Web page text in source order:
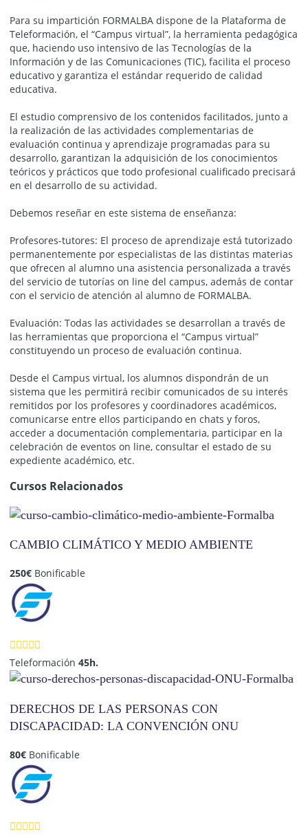
Para su impartición FORMALBA dispone de la Plataforma de
Teleformación, el “Campus virtual”, la herramienta pedagógica
que, haciendo uso intensivo de las Tecnologías de la
Información y de las Comunicaciones (TIC), facilita el proceso
educativo y garantiza el estándar requerido de calidad
educativa.
El estudio comprensivo de los contenidos facilitados, junto a
la realización de las actividades complementarias de
evaluación continua y aprendizaje programadas para su
desarrollo, garantizan la adquisición de los conocimientos
teóricos y prácticos que todo profesional cualificado precisará
en el desarrollo de su actividad.
Debemos reseñar en este sistema de enseñanza:
Profesores-tutores: El proceso de aprendizaje está tutorizado
permanentemente por especialistas de las distintas materias
que ofrecen al alumno una asistencia personalizada a través
del servicio de tutorías on line del campus, además de contar
con el servicio de atención al alumno de FORMALBA.
Evaluación: Todas las actividades se desarrollan a través de
las herramientas que proporciona el “Campus virtual”
constituyendo un proceso de evaluación continua.
Desde el Campus virtual, los alumnos dispondrán de un
sistema que les permitirá recibir comunicados de su interés
remitidos por los profesores y coordinadores académicos,
comunicarse entre ellos participando en chats y foros,
acceder a documentación complementaria, participar en la
celebración de eventos on line, consultar el estado de su
expediente académico, etc.
Cursos Relacionados
CAMBIO CLIMÁTICO Y MEDIO AMBIENTE
250€ Bonificable
Teleformación45h.
DERECHOS DE LAS PERSONAS CON
DISCAPACIDAD: LA CONVENCIÓN ONU
80€ Bonificable